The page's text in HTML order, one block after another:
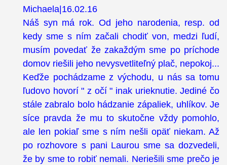
Michaela|16.02.16
Náš syn má rok. Od jeho narodenia, resp. od
kedy sme s ním začali chodiť von, medzi ľudí,
musím povedať že zakaždým sme po príchode
domov riešili jeho nevysvetliteľný plač, nepokoj...
Keďže pochádzame z východu, u nás sa tomu
ľudovo hovorí " z očí " inak urieknutie. Jediné čo
stále zabralo bolo hádzanie zápaliek, uhlíkov. Je
síce pravda že mu to skutočne vždy pomohlo,
ale len pokiaľ sme s ním nešli opäť niekam. Až
po rozhovore s pani Laurou sme sa dozvedeli,
že by sme to robiť nemali. Neriešili sme prečo je